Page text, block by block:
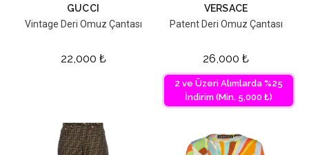
GUCCI
Vintage Deri Omuz Çantası
22,000 ₺
VERSACE
Patent Deri Omuz Çantası
26,000 ₺
2 ve Üzeri Alımlarda %25
İndirim (Min. 5,000 ₺)